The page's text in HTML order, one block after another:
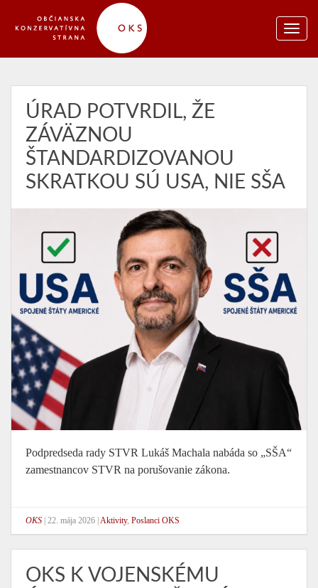
ÚRAD POTVRDIL, ŽE
ZÁVÄZNOU
ŠTANDARDIZOVANOU
SKRATKOU SÚ USA, NIE SŠA
Podpredseda rady STVR Lukáš Machala nabáda so „SŠA“
zamestnancov STVR na porušovanie zákona.
OKS 22. mája 2026 Aktivity, Poslanci OKS
OKS K VOJENSKÉMU